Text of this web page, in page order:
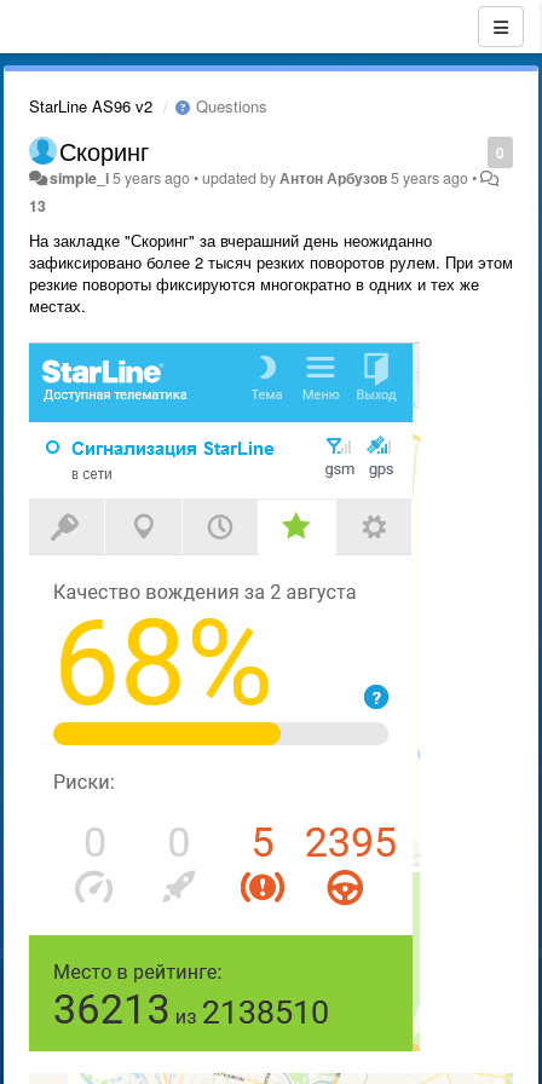
StarLine AS96 v2 Questions
0
Скоринг
simple_i5 years ago•updated byАнтон Арбузов5 years ago•
13
На закладке "Скоринг" за вчерашний день неожиданно
зафиксировано более 2 тысяч резких поворотов рулем. При этом
резкие повороты фиксируются многократно в одних и тех же
местах.